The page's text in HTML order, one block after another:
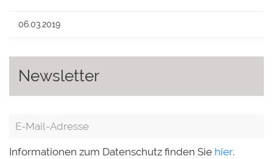
06.03.2019
Newsletter
Informationen zum Datenschutz finden Sie hier.